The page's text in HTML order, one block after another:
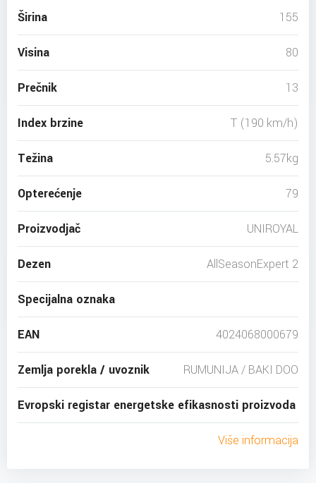
Širina 155
Visina 80
Prečnik 13
Index brzine T (190 km/h)
Težina 5.57kg
Opterećenje 79
Proizvodjač UNIROYAL
Dezen AllSeasonExpert 2
Specijalna oznaka
EAN 4024068000679
Zemlja porekla / uvoznik RUMUNIJA / BAKI DOO
Evropski registar energetske efikasnosti proizvoda
Više informacija